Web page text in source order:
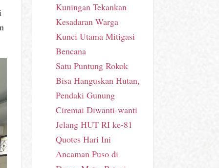
Kuningan Tekankan
Kesadaran Warga
Kunci Utama Mitigasi
Bencana
Satu Puntung Rokok
Bisa Hanguskan Hutan,
Pendaki Gunung
Ciremai Diwanti-wanti
Jelang HUT RI ke-81
Quotes Hari Ini
Ancaman Puso di